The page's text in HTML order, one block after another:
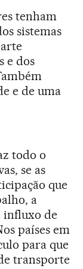
tenham
sistemas
e dos
e de uma
todo o
se as
que
a
influxo de
países em
para que
transporte